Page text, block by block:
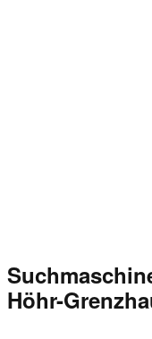
Höhr-